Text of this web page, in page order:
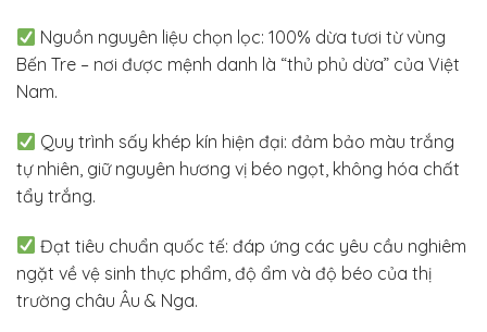
Nguồn nguyên liệu chọn lọc: 100% dừa tươi từ vùng
Bến Tre – nơi được mệnh danh là “thủ phủ dừa” của Việt
Nam.
Quy trình sấy khép kín hiện đại: đảm bảo màu trắng
tự nhiên, giữ nguyên hương vị béo ngọt, không hóa chất
tẩy trắng.
Đạt tiêu chuẩn quốc tế: đáp ứng các yêu cầu nghiêm
ngặt về vệ sinh thực phẩm, độ ẩm và độ béo của thị
trường châu Âu & Nga.